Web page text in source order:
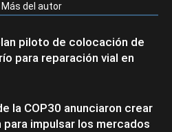
Más del autor
piloto de colocación de
para reparación vial en
la COP30 anunciaron crear
para impulsar los mercados